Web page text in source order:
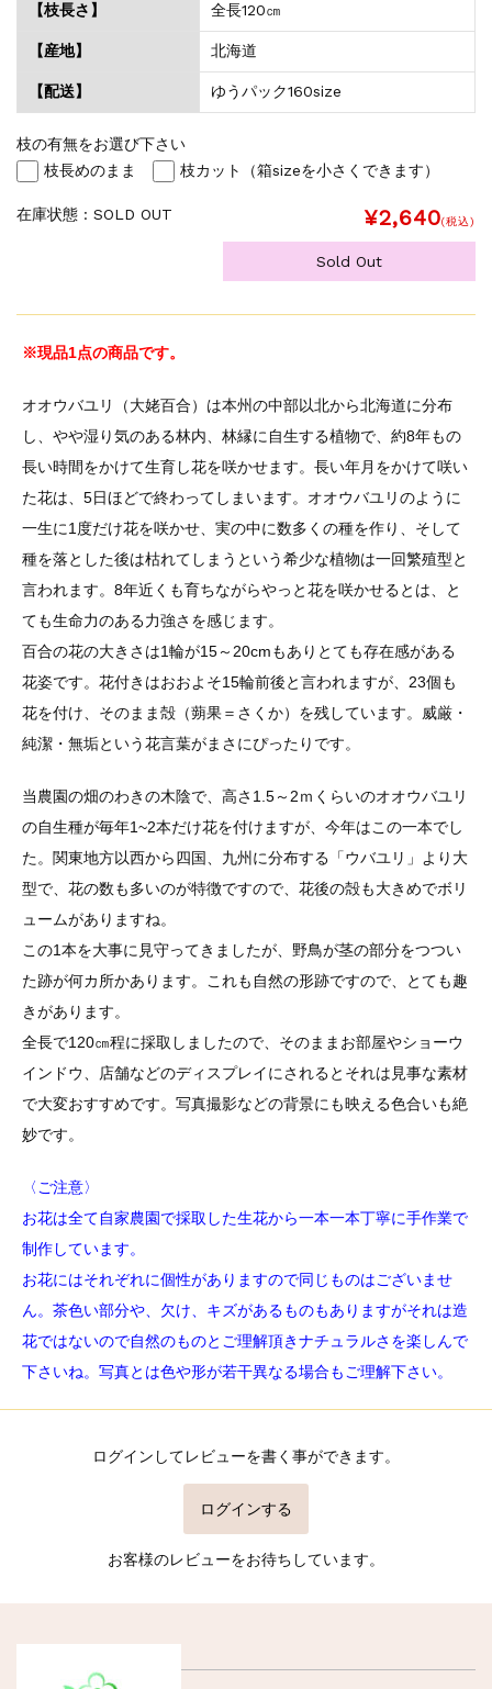
【枝長さ】 全長120㎝
【産地】 北海道
【配送】 ゆうパック160size
枝の有無をお選び下さい
枝長めのまま
枝カット（箱sizeを小さくできます）
在庫状態 : SOLD OUT ¥2,640(税込)
Sold Out
※現品1点の商品です。
オオウバユリ（大姥百合）は本州の中部以北から北海道に分布
し、やや湿り気のある林内、林縁に自生する植物で、約8年もの
長い時間をかけて生育し花を咲かせます。長い年月をかけて咲い
た花は、5日ほどで終わってしまいます。オオウバユリのように
一生に1度だけ花を咲かせ、実の中に数多くの種を作り、そして
種を落とした後は枯れてしまうという希少な植物は一回繁殖型と
言われます。8年近くも育ちながらやっと花を咲かせるとは、と
ても生命力のある力強さを感じます。
百合の花の大きさは1輪が15～20cmもありとても存在感がある
花姿です。花付きはおおよそ15輪前後と言われますが、23個も
花を付け、そのまま殻（蒴果＝さくか）を残しています。威厳・
純潔・無垢という花言葉がまさにぴったりです。
当農園の畑のわきの木陰で、高さ1.5～2ｍくらいのオオウバユリ
の自生種が毎年1~2本だけ花を付けますが、今年はこの一本でし
た。関東地方以西から四国、九州に分布する「ウバユリ」より大
型で、花の数も多いのが特徴ですので、花後の殻も大きめでボリ
ュームがありますね。
この1本を大事に見守ってきましたが、野鳥が茎の部分をつつい
た跡が何カ所かあります。これも自然の形跡ですので、とても趣
きがあります。
全長で120㎝程に採取しましたので、そのままお部屋やショーウ
インドウ、店舗などのディスプレイにされるとそれは見事な素材
で大変おすすめです。写真撮影などの背景にも映える色合いも絶
妙です。
〈ご注意〉
お花は全て自家農園で採取した生花から一本一本丁寧に手作業で
制作しています。
お花にはそれぞれに個性がありますので同じものはございませ
ん。茶色い部分や、欠け、キズがあるものもありますがそれは造
花ではないので自然のものとご理解頂きナチュラルさを楽しんで
下さいね。写真とは色や形が若干異なる場合もご理解下さい。
ログインしてレビューを書く事ができます。
ログインする
お客様のレビューをお待ちしています。